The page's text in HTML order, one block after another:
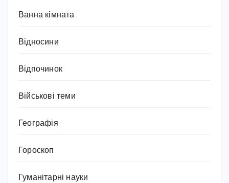
Ванна кімната
Відносини
Відпочинок
Військові теми
Географія
Гороскоп
Гуманітарні науки